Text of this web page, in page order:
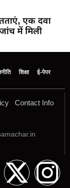
एक दवा
में मिली
शिक्षा ई-पेपर
Contact Info